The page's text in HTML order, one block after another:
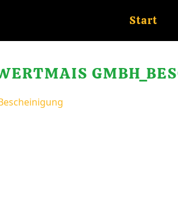
Start